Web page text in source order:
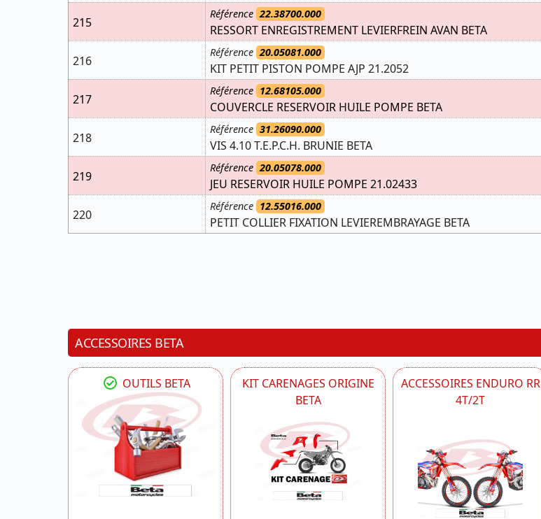
215
Référence 22.38700.000
RESSORT ENREGISTREMENT LEVIERFREIN AVAN BETA
216
Référence 20.05081.000
KIT PETIT PISTON POMPE AJP 21.2052
217
Référence 12.68105.000
COUVERCLE RESERVOIR HUILE POMPE BETA
218
Référence 31.26090.000
VIS 4.10 T.E.P.C.H. BRUNIE BETA
219
Référence 20.05078.000
JEU RESERVOIR HUILE POMPE 21.02433
220
Référence 12.55016.000
PETIT COLLIER FIXATION LEVIEREMBRAYAGE BETA
ACCESSOIRES BETA
OUTILS BETA
KIT CARENAGES ORIGINE
BETA
ACCESSOIRES ENDURO RR
4T/2T